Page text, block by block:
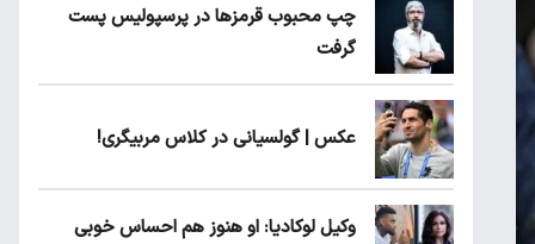
چپ محبوب قرمزها در پرسپولیس پست
گرفت
عکس | گولسیانی در کلاس مربیگری!
وکیل لوکادیا: او هنوز هم احساس خوبی